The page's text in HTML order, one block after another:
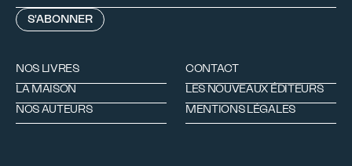
NOS LIVRES
LA MAISON
NOS AUTEURS
CONTACT
LES NOUVEAUX ÉDITEURS
MENTIONS LÉGALES